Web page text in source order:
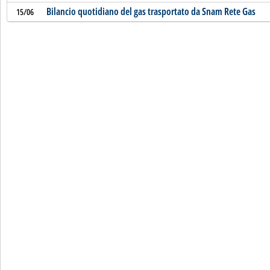
15/06 Bilancio quotidiano del gas trasportato da Snam Rete Gas